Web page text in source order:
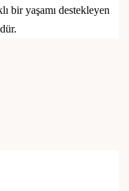
bir yaşamı destekleyen